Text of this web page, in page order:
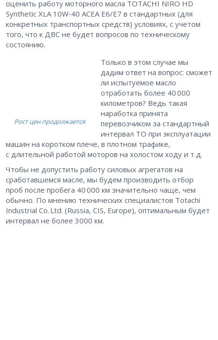
оценить работу моторного масла TOTACHI NIRO HD
Synthetic XLA 10W‑40 ACEA E6/E7 в стандартных (для
конкретных транспортных средств) условиях, с учетом
того, что к ДВС не будет вопросов по техническому
состоянию.
Рост цен продолжается
Только в этом случае мы
дадим ответ на вопрос: сможет
ли испытуемое масло
отработать более 40 000
километров? Ведь такая
наработка принята
перевозчиком за стандартный
интервал ТО при эксплуатации
машин на коротком плече, в плотном трафике,
с длительной работой моторов на холостом ходу и т. д.
Чтобы не допустить работу силовых агрегатов на
сработавшемся масле, мы будем производить отбор
проб после пробега 40 000 км значительно чаще, чем
обычно. По мнению технических специалистов Totachi
Industrial Co. Ltd. (Russia, CIS, Europe), оптимальным будет
интервал не более 3000 км.